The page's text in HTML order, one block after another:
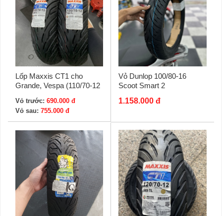
Lốp Maxxis CT1 cho
Grande, Vespa (110/70-12
Vỏ trước: 690.000 đ
Vỏ sau: 755.000 đ
Vỏ Dunlop 100/80-16
Scoot Smart 2
1.158.000 đ